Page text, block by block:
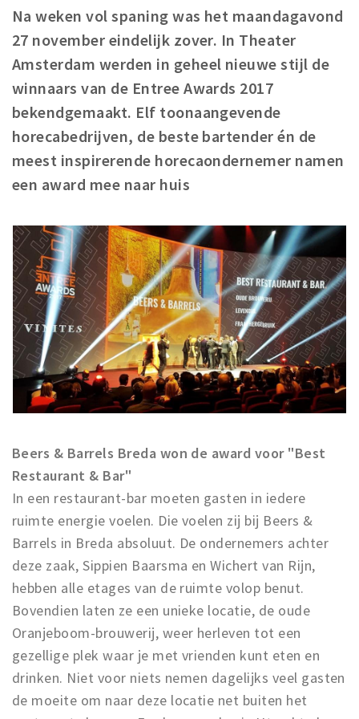
Inschrijven gemeente
Zorgverzekering
Huisarts en eerste hulp
Q&A
Breda Student Shop
VRIJE TIJD
Sport
Nieuws
Agenda
Bezienswaardigheden
Musea, theaters & podia
Uitjes & activiteiten
Natuurgebieden
Party pics
Eten
Drinken
Slapen
Recreatief
Winkels
Winkelgebieden
Deals
Parkeren
Na weken vol spaning was het maandagavond
27 november eindelijk zover. In Theater
Amsterdam werden in geheel nieuwe stijl de
winnaars van de Entree Awards 2017
bekendgemaakt. Elf toonaangevende
horecabedrijven, de beste bartender én de
meest inspirerende horecaondernemer namen
een award mee naar huis
Beers & Barrels Breda won de award voor "Best
Restaurant & Bar"
In een restaurant-bar moeten gasten in iedere
ruimte energie voelen. Die voelen zij bij Beers &
Barrels in Breda absoluut. De ondernemers achter
deze zaak, Sippien Baarsma en Wichert van Rijn,
hebben alle etages van de ruimte volop benut.
Bovendien laten ze een unieke locatie, de oude
Oranjeboom-brouwerij, weer herleven tot een
gezellige plek waar je met vrienden kunt eten en
drinken. Niet voor niets nemen dagelijks veel gasten
de moeite om naar deze locatie net buiten het